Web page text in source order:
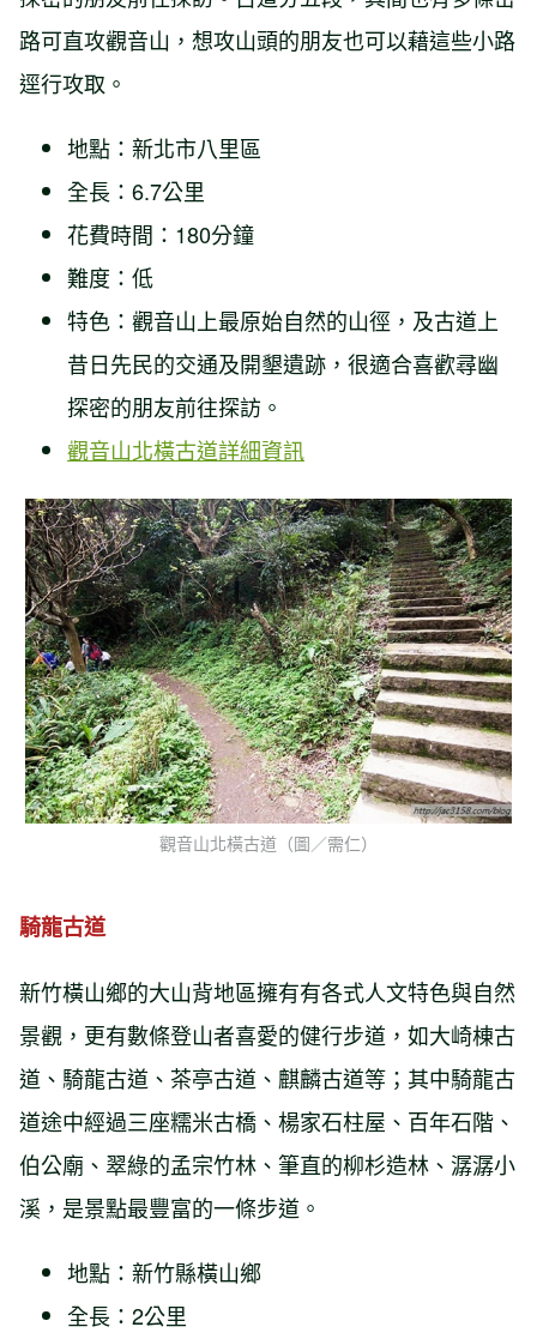
路可直攻觀音山，想攻山頭的朋友也可以藉這些小路
逕行攻取。
地點：新北市八里區
全長：6.7公里
花費時間：180分鐘
難度：低
特色：觀音山上最原始自然的山徑，及古道上
昔日先民的交通及開墾遺跡，很適合喜歡尋幽
探密的朋友前往探訪。
觀音山北橫古道詳細資訊
觀音山北橫古道（圖／需仁）
騎龍古道
新竹橫山鄉的大山背地區擁有有各式人文特色與自然
景觀，更有數條登山者喜愛的健行步道，如大崎棟古
道、騎龍古道、茶亭古道、麒麟古道等；其中騎龍古
道途中經過三座糯米古橋、楊家石柱屋、百年石階、
伯公廟、翠綠的孟宗竹林、筆直的柳杉造林、潺潺小
溪，是景點最豐富的一條步道。
地點：新竹縣橫山鄉
全長：2公里